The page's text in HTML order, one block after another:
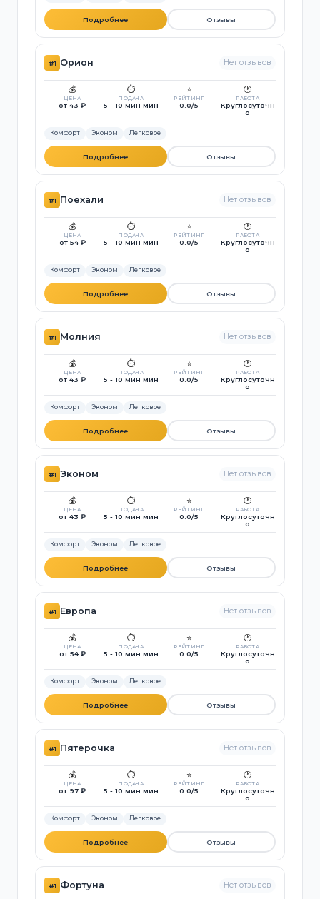
Подробнее Отзывы
#1 Орион Нет отзывов
💰
ЦЕНА
от 43 ₽
⏱️
ПОДАЧА
5 - 10 мин мин
⭐
РЕЙТИНГ
0.0/5
🕐
РАБОТА
Круглосуточн
о
Комфорт Эконом Легковое
Подробнее Отзывы
#1 Поехали Нет отзывов
💰
ЦЕНА
от 54 ₽
⏱️
ПОДАЧА
5 - 10 мин мин
⭐
РЕЙТИНГ
0.0/5
🕐
РАБОТА
Круглосуточн
о
Комфорт Эконом Легковое
Подробнее Отзывы
#1 Молния Нет отзывов
💰
ЦЕНА
от 43 ₽
⏱️
ПОДАЧА
5 - 10 мин мин
⭐
РЕЙТИНГ
0.0/5
🕐
РАБОТА
Круглосуточн
о
Комфорт Эконом Легковое
Подробнее Отзывы
#1 Эконом Нет отзывов
💰
ЦЕНА
от 43 ₽
⏱️
ПОДАЧА
5 - 10 мин мин
⭐
РЕЙТИНГ
0.0/5
🕐
РАБОТА
Круглосуточн
о
Комфорт Эконом Легковое
Подробнее Отзывы
#1 Европа Нет отзывов
💰
ЦЕНА
от 54 ₽
⏱️
ПОДАЧА
5 - 10 мин мин
⭐
РЕЙТИНГ
0.0/5
🕐
РАБОТА
Круглосуточн
о
Комфорт Эконом Легковое
Подробнее Отзывы
#1 Пятерочка Нет отзывов
💰
ЦЕНА
от 97 ₽
⏱️
ПОДАЧА
5 - 10 мин мин
⭐
РЕЙТИНГ
0.0/5
🕐
РАБОТА
Круглосуточн
о
Комфорт Эконом Легковое
Подробнее Отзывы
#1 Фортуна Нет отзывов